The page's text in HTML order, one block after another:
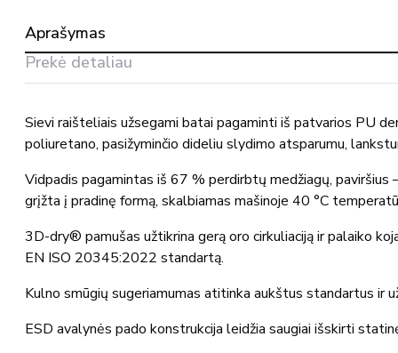
XL+
S3
Aprašymas
Prekė detaliau
Sievi raišteliais užsegami batai pagaminti iš patvarios PU
poliuretano, pasižyminčio dideliu slydimo atsparumu,
Vidpadis pagamintas iš 67 % perdirbtų medžiagų,
grįžta į pradinę formą, skalbiamas mašinoje 40 °C
3D-dry® pamušas užtikrina gerą oro cirkuliaciją ir palaiko
EN ISO 20345:2022 standartą.
Kulno smūgių sugeriamumas atitinka aukštus standartus ir
ESD avalynės pado konstrukcija leidžia saugiai išskirti